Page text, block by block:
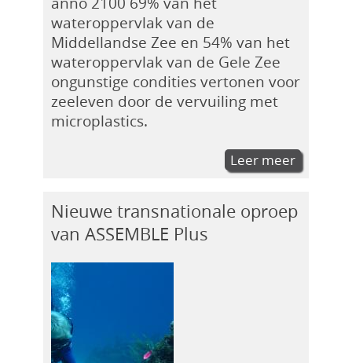
wateroppervlak van de
Middellandse Zee en 54% van het
wateroppervlak van de Gele Zee
ongunstige condities vertonen voor
zeeleven door de vervuiling met
microplastics.
Leer meer
Nieuwe transnationale oproep
van ASSEMBLE Plus